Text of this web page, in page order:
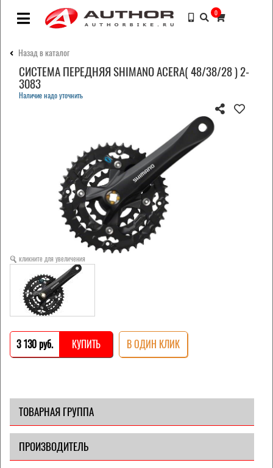
0
Назад в каталог
СИСТЕМА ПЕРЕДНЯЯ SHIMANO ACERA( 48/38/28 ) 2-
3083
Наличие надо уточнить
кликните для увеличения
3 130 pуб. КУПИТЬ В ОДИН КЛИК
ТОВАРНАЯ ГРУППА
ПРОИЗВОДИТЕЛЬ